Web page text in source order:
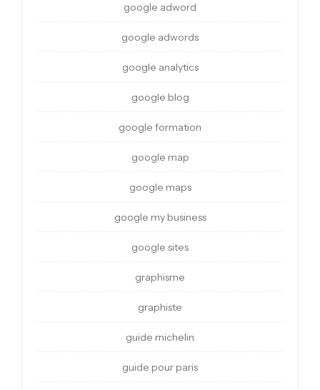
google adword
google adwords
google analytics
google blog
google formation
google map
google maps
google my business
google sites
graphisme
graphiste
guide michelin
guide pour paris